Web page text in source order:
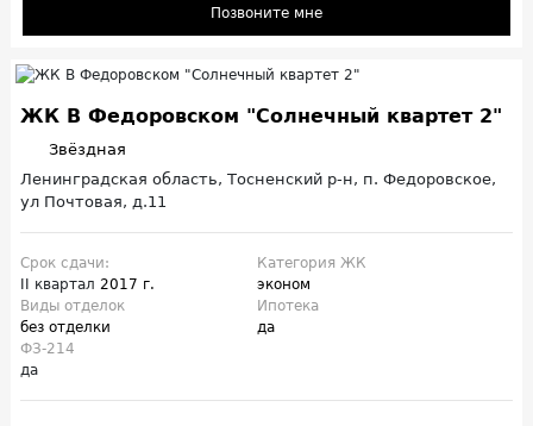
Позвоните мне
ЖК В Федоровском "Солнечный квартет 2"
Звёздная
Ленинградская область, Тосненский р-н, п. Федоровское,
ул Почтовая, д.11
Срок сдачи:
II квартал 2017 г.
Категория ЖК
эконом
Виды отделок
без отделки
Ипотека
да
ФЗ-214
да